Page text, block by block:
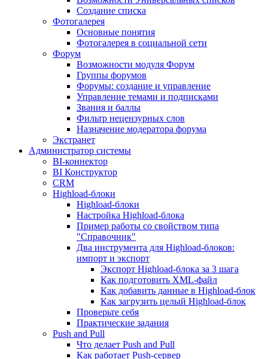
Создание списка
Фотогалерея
Основные понятия
Фотогалерея в социальной сети
Форум
Возможности модуля Форум
Группы форумов
Форумы: создание и управление
Управление темами и подписками
Звания и баллы
Фильтр нецензурных слов
Назначение модератора форума
Экстранет
Администратор системы
BI-коннектор
BI Конструктор
CRM
Highload-блоки
Highload-блоки
Настройка Highload-блока
Пример работы со свойством типа
"Справочник"
Два инструмента для Highload-блоков:
импорт и экспорт
Экспорт Highload-блока за 3 шага
Как подготовить XML-файл
Как добавить данные в Highload-блок
Как загрузить целый Highload-блок
Проверьте себя
Практические задания
Push and Pull
Что делает Push and Pull
Как работает Push-сервер